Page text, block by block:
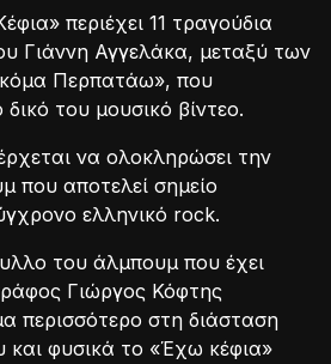
περιέχει 11 τραγούδια
Γιάννη Αγγελάκα, μεταξύ των
Περπατάω», που
του μουσικό βίντεο.
να ολοκληρώσει την
που αποτελεί σημείο
ελληνικό rock.
του άλμπουμ που έχει
Γιώργος Κόφτης
περισσότερο στη διάσταση
και φυσικά το «Έχω κέφια»